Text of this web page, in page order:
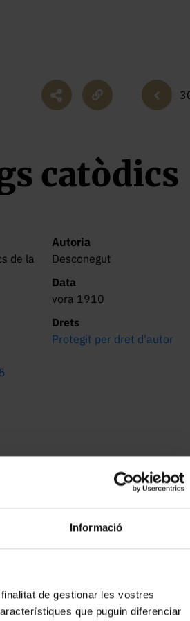
Informació
de gestionar les vostres
que puguin diferenciar
catòdics
de la
1-11,
Autoria
Desconegut
Data
vora 1910
Drets
Protegit per dret d'autor